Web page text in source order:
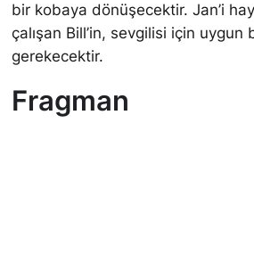
bir kobaya dönüşecektir. Jan’i
çalışan Bill’in, sevgilisi için uygun
gerekecektir.
Fragman